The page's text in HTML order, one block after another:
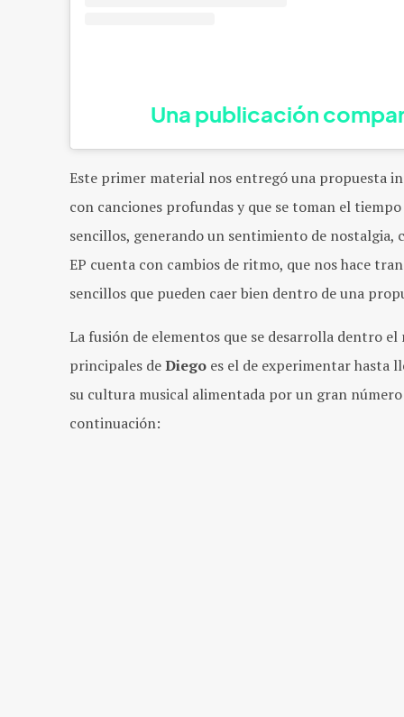
Una publicación
Este primer material nos entregó una propuesta
con canciones profundas y que se toman el
sencillos, generando un sentimiento de
EP cuenta con cambios de ritmo, que nos hace
sencillos que pueden caer bien dentro de una
La fusión de elementos que se desarrolla dentro
principales deDiego es el de experimentar hasta
su cultura musical alimentada por un gran
continuación: